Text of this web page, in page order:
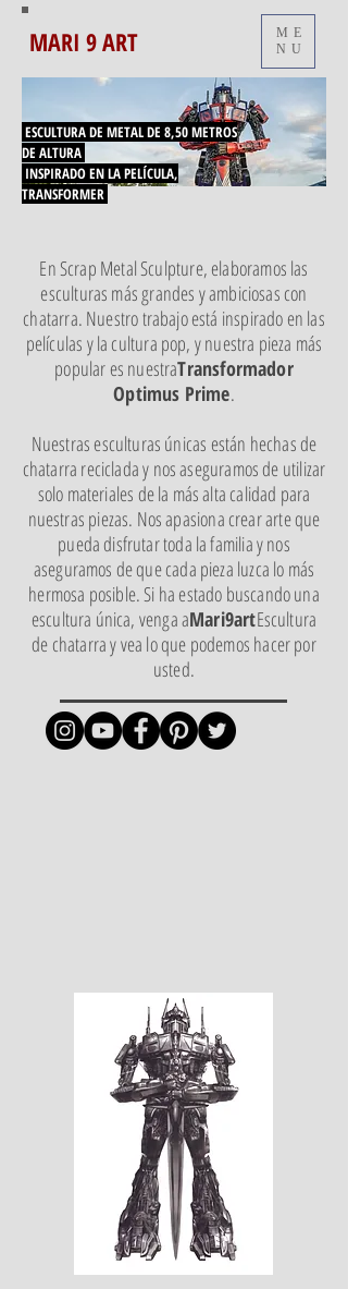
MARI 9 ART
ME
NU
ESCULTURA DE METAL DE 8,50 METROS
DE ALTURA
INSPIRADO EN LA PELÍCULA,
TRANSFORMER
En Scrap Metal Sculpture, elaboramos las
esculturas más grandes y ambiciosas con
chatarra. Nuestro trabajo está inspirado en las
películas y la cultura pop, y nuestra pieza más
popular es nuestraTransformador
Optimus Prime.
Nuestras esculturas únicas están hechas de
chatarra reciclada y nos aseguramos de utilizar
solo materiales de la más alta calidad para
nuestras piezas. Nos apasiona crear arte que
pueda disfrutar toda la familia y nos
aseguramos de que cada pieza luzca lo más
hermosa posible. Si ha estado buscando una
escultura única, venga aMari9artEscultura
de chatarra y vea lo que podemos hacer por
usted.